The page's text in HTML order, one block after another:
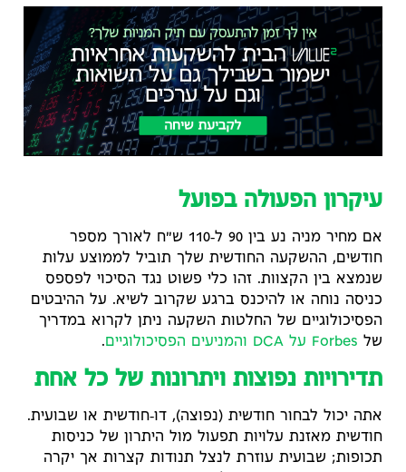
עיקרון הפעולה בפועל
אם מחיר מניה נע בין 90 ל‑110 ש"ח לאורך מספר
חודשים, ההשקעה החודשית שלך תוביל לממוצע עלות
שנמצא בין הקצוות. זהו כלי פשוט נגד הסיכוי לפספס
כניסה נוחה או להיכנס ברגע שקרוב לשיא. על ההיבטים
הפסיכולוגיים של החלטות השקעה ניתן לקרוא במדריך
של Forbes על DCA והמניעים הפסיכולוגיים .
תדירויות נפוצות ויתרונות של כל אחת
אתה יכול לבחור חודשית (נפוצה), דו‑חודשית או שבועית.
חודשית מאזנת עלויות תפעול מול היתרון של כניסות
תכופות; שבועית עוזרת לנצל תנודות קצרות אך יקרה